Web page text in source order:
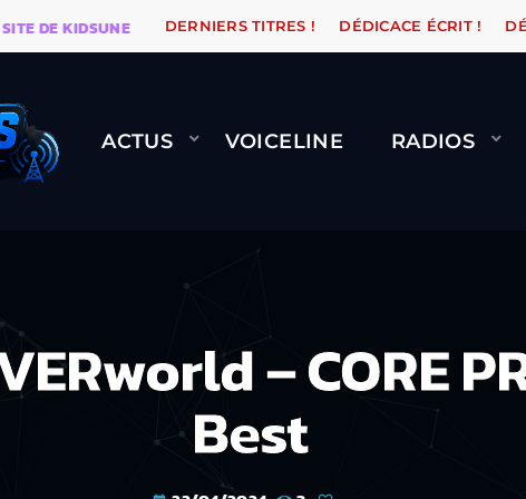
KIDSUNE WARÉTRO ORANGE ROAD QUI PASSE, ÇA
DERNIERS TITRES ! DÉDICACE ÉCRIT !
ACTUS VOICELINE RADIOS
– CORE
Best